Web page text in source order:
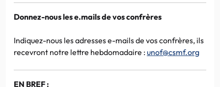
Donnez-nous les e.mails de vos confrères
Indiquez-nous les adresses e-mails de vos confrères, ils
recevront notre lettre hebdomadaire :unof@csmf.org
EN BREF :